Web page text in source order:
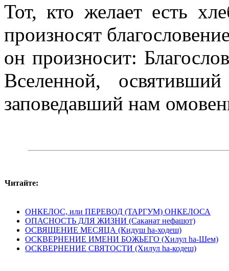
Тот, кто желает есть
произносят
он произносит:
Вселенной,
заповедавший нам
Читайте:
ОНКЕЛОС, или ПЕРЕВОД (ТАРГУМ) ОНКЕЛОСА
ОПАСНОСТЬ ДЛЯ ЖИЗНИ (Саканат нефашот)
ОСВЯЩЕНИЕ МЕСЯЦА (Кидуш hа-ходеш)
ОСКВЕРНЕНИЕ ИМЕНИ БОЖЬЕГО (Хилул hа-Шем)
ОСКВЕРНЕНИЕ СВЯТОСТИ (Хилул hа-кодеш)